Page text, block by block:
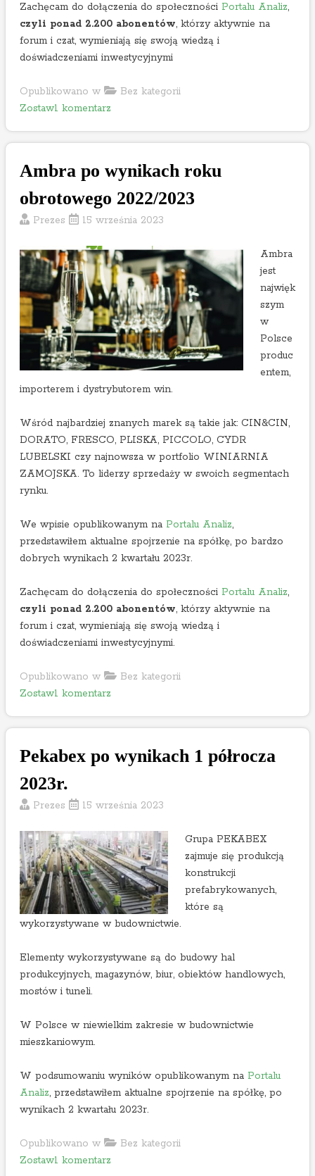
2
0
2
3
.
Zachęcam do dołączenia do społeczności Portalu Analiz,
czyli ponad 2.200 abonentów, którzy aktywnie na
forum i czat, wymieniają się swoją wiedzą i
doświadczeniami inwestycyjnymi
Opublikowano w
Bez kategorii
Zostaw1 komentarzo
A
a
z
A
t
e
n
d
e
Ambra po wynikach roku
obrotowego 2022/2023
Prezes 15 września 2023
Ambra
jest
najwięk
szym
w
Polsce
produc
entem,
importerem i dystrybutorem win.
Wśród najbardziej znanych marek są takie jak: CIN&CIN,
DORATO, FRESCO, PLISKA, PICCOLO, CYDR
LUBELSKI czy najnowsza w portfolio WINIARNIA
ZAMOJSKA. To liderzy sprzedaży w swoich segmentach
rynku.
We wpisie opublikowanym na Portalu Analiz,
przedstawiłem aktualne spojrzenie na spółkę, po bardzo
dobrych wynikach 2 kwartału 2023r.
Zachęcam do dołączenia do społeczności Portalu Analiz,
czyli ponad 2.200 abonentów, którzy aktywnie na
forum i czat, wymieniają się swoją wiedzą i
doświadczeniami inwestycyjnymi.
Opublikowano w
Bez kategorii
Zostaw1 komentarzo
A
b
p
o
w
y
n
i
k
a
h
r
u
r
o
t
w
e
Pekabex po wynikach 1 półrocza
2023r.
Prezes 15 września 2023
Grupa PEKABEX
zajmuje się produkcją
konstrukcji
prefabrykowanych,
które są
wykorzystywane w budownictwie.
Elementy wykorzystywane są do budowy hal
produkcyjnych, magazynów, biur, obiektów handlowych,
mostów i tuneli.
W Polsce w niewielkim zakresie w budownictwie
mieszkaniowym.
W podsumowaniu wyników opublikowanym na Portalu
Analiz, przedstawiłem aktualne spojrzenie na spółkę, po
wynikach 2 kwartału 2023r.
Opublikowano w
Bez kategorii
Zostaw1 komentarzo